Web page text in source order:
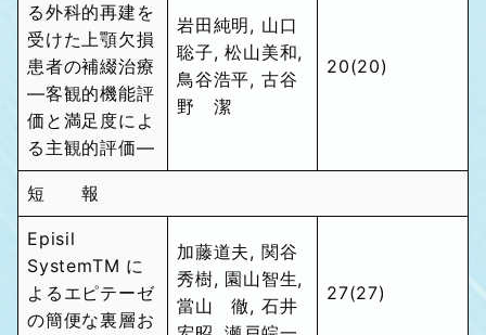
る外科的再建を
受けた上顎欠損
患者の補綴治療
―客観的機能評
価と満足度によ
る主観的評価―
岩田純明, 山口
聡子, 松山美和,
鳥谷浩平, 古谷
野 潔
20(20)
短 報
Episil
SystemTM に
よるエピテーゼ
の簡便な裏層お
加藤道夫, 関谷
秀樹, 園山智生,
當山 徹, 石井
27(27)